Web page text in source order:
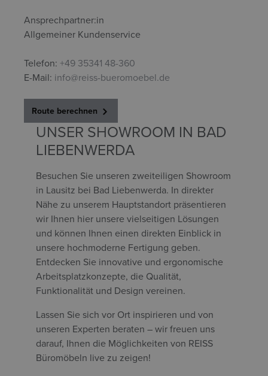
UNSER SHOWROOM IN BAD
LIEBENWERDA
Besuchen Sie unseren zweiteiligen Showroom
in Lausitz bei Bad Liebenwerda. In direkter
Nähe zu unserem Hauptstandort präsentieren
wir Ihnen hier unsere vielseitigen Lösungen
und können Ihnen einen direkten Einblick in
unsere hochmoderne Fertigung geben.
Entdecken Sie innovative und ergonomische
Arbeitsplatzkonzepte, die Qualität,
Funktionalität und Design vereinen.
Lassen Sie sich vor Ort inspirieren und von
unseren Experten beraten – wir freuen uns
darauf, Ihnen die Möglichkeiten von REISS
Büromöbeln live zu zeigen!
Ansprechpartner:in
Allgemeiner Kundenservice
Telefon: +49 35341 48-360
E-Mail: info@reiss-bueromoebel.de
Route berechnen